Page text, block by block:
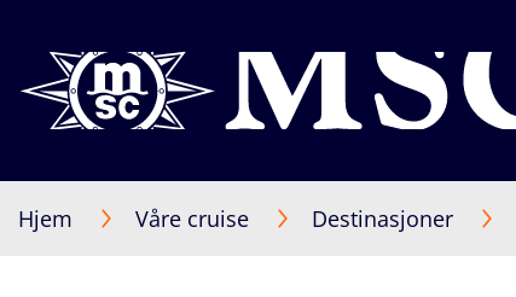
Hjem Våre cruise Destinasjoner